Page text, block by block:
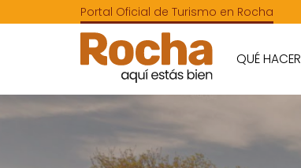
Portal Oficial de Turismo en Rocha
QUÉ HACER